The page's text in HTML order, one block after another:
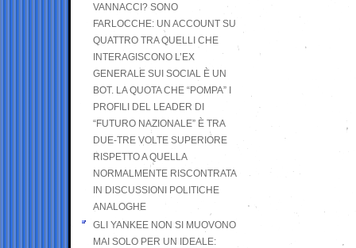
VANNACCI? SONO
FARLOCCHE: UN ACCOUNT SU
QUATTRO TRA QUELLI CHE
INTERAGISCONO L’EX
GENERALE SUI SOCIAL È UN
BOT. LA QUOTA CHE “POMPA” I
PROFILI DEL LEADER DI
“FUTURO NAZIONALE” È TRA
DUE-TRE VOLTE SUPERIORE
RISPETTO A QUELLA
NORMALMENTE RISCONTRATA
IN DISCUSSIONI POLITICHE
ANALOGHE
GLI YANKEE NON SI MUOVONO
MAI SOLO PER UN IDEALE: